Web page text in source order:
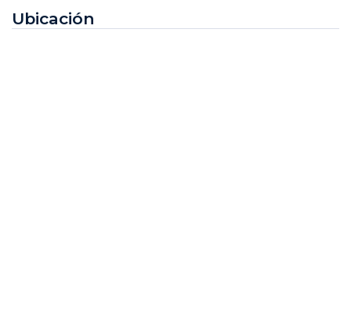
Ubicación